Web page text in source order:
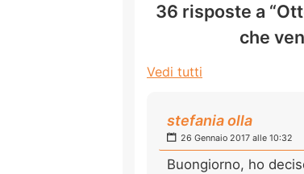
36 risposte a
che
Vedi tutti
stefania olla
26 Gennaio 2017 alle 10:32
Buongiorno, ho